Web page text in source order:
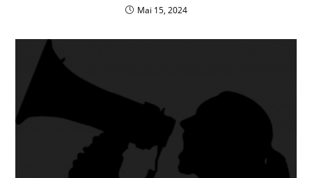
Mai 15, 2024